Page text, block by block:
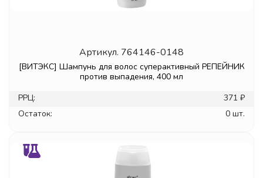
Артикул. 764146-0148
[ВИТЭКС] Шампунь для волос суперактивный РЕПЕЙНИК
против выпадения, 400 мл
РРЦ:
371 ₽
Остаток:
0 шт.